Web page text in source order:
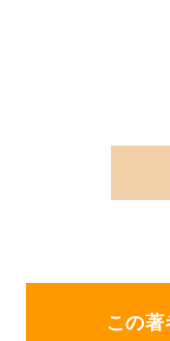
この